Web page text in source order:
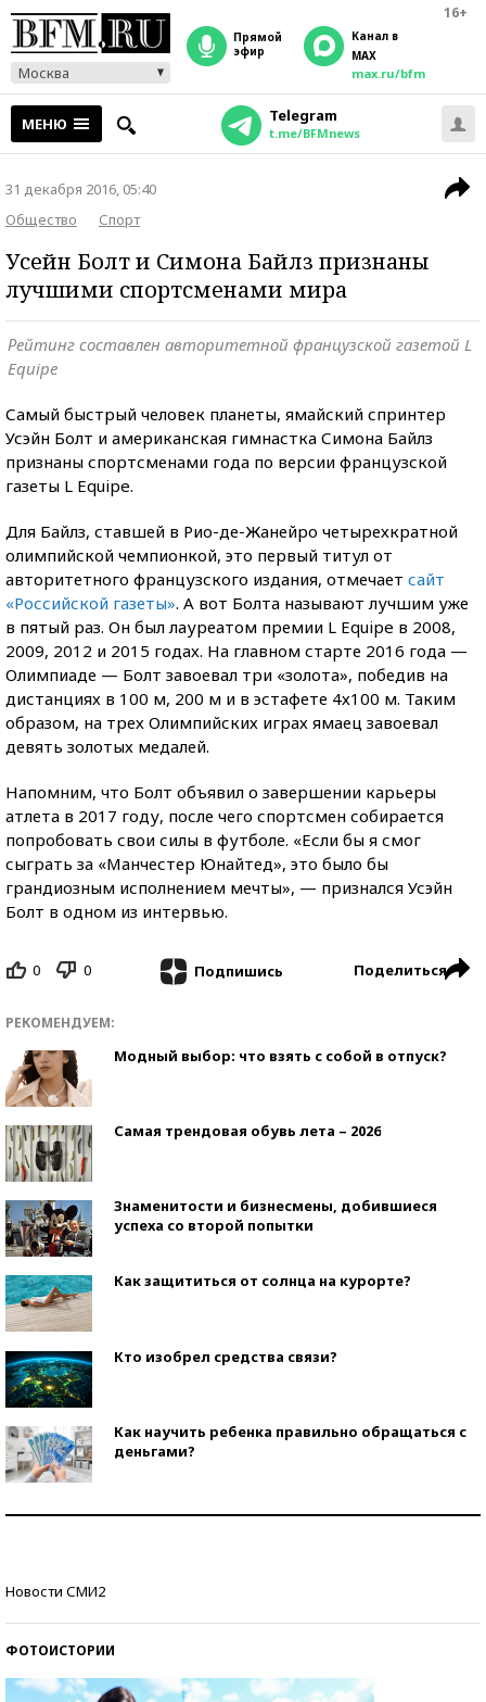
16+
Москва
прямой
эфир
Канал в
MAX
max.ru/bfm
МЕНЮ Telegram
t.me/BFMnews
31 декабря 2016, 05:40
Общество
Спорт
Усейн Болт и Симона Байлз признаны
лучшими спортсменами мира
Рейтинг составлен авторитетной французской газетой L
Equipe
Самый быстрый человек планеты, ямайский спринтер
Усэйн Болт и американская гимнастка Симона Байлз
признаны спортсменами года по версии французской
газеты L Equipe.
Для Байлз, ставшей в Рио-де-Жанейро четырехкратной
олимпийской чемпионкой, это первый титул от
авторитетного французского издания, отмечает сайт
«Российской газеты». А вот Болта называют лучшим уже
в пятый раз. Он был лауреатом премии L Equipe в 2008,
2009, 2012 и 2015 годах. На главном старте 2016 года —
Олимпиаде — Болт завоевал три «золота», победив на
дистанциях в 100 м, 200 м и в эстафете 4х100 м. Таким
образом, на трех Олимпийских играх ямаец завоевал
девять золотых медалей.
Напомним, что Болт объявил о завершении карьеры
атлета в 2017 году, после чего спортсмен собирается
попробовать свои силы в футболе. «Если бы я смог
сыграть за «Манчестер Юнайтед», это было бы
грандиозным исполнением мечты», — признался Усэйн
Болт в одном из интервью.
0 0 Подпишись Поделиться
РЕКОМЕНДУЕМ:
Модный выбор: что взять с собой в отпуск?
Самая трендовая обувь лета – 2026
Знаменитости и бизнесмены, добившиеся
успеха со второй попытки
Как защититься от солнца на курорте?
Кто изобрел средства связи?
Как научить ребенка правильно обращаться с
деньгами?
Новости СМИ2
ФОТОИСТОРИИ